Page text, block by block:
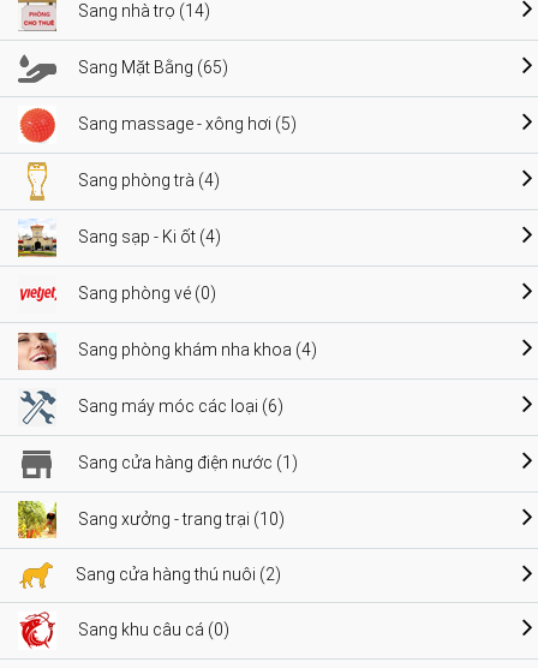
Sang nhà trọ (14)
Sang Mặt Bằng (65)
Sang massage - xông hơi (5)
Sang phòng trà (4)
Sang sạp - Ki ốt (4)
Sang phòng vé (0)
Sang phòng khám nha khoa (4)
Sang máy móc các loại (6)
Sang cửa hàng điện nước (1)
Sang xưởng - trang trại (10)
Sang cửa hàng thú nuôi (2)
Sang khu câu cá (0)